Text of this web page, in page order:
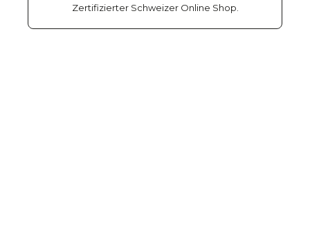
Zertifizierter Schweizer Online Shop.